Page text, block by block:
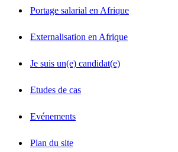
Portage salarial en Afrique
Externalisation en Afrique
Je suis un(e) candidat(e)
Etudes de cas
Evénements
Plan du site